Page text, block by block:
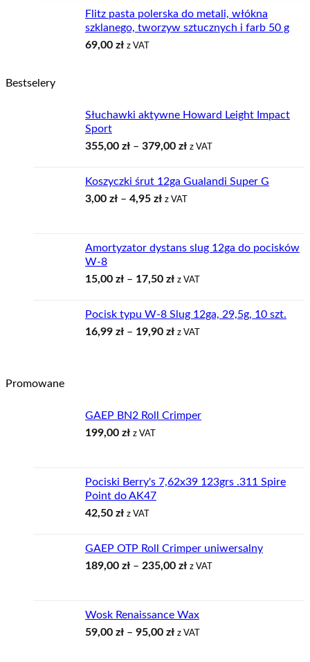
Flitz pasta polerska do metali, włókna
szklanego, tworzyw sztucznych i farb 50 g
69,00 zł z VAT
Bestselery
Słuchawki aktywne Howard Leight Impact
Sport
355,00 zł – 379,00 złZakres
355,00 zł
z VAT
Koszyczki śrut 12ga Gualandi Super G
3,00 zł – 4,95 złZakres
3,00 zł
do
z VAT
Amortyzator dystans slug 12ga do pocisków
W-8
15,00 zł – 17,50 złZakres
15,00 zł
do
z VAT
Pocisk typu W-8 Slug 12ga, 29,5g, 10 szt.
16,99 zł – 19,90 złZakres
z VAT
Promowane
GAEP BN2 Roll Crimper
199,00 zł z VAT
Pociski Berry's 7,62x39 123grs .311 Spire
Point do AK47
42,50 zł z VAT
GAEP OTP Roll Crimper uniwersalny
189,00 zł – 235,00 złZakres
189,00 zł
do
235,00 zł
z VAT
Wosk Renaissance Wax
59,00 zł – 95,00 złZakres
z VAT